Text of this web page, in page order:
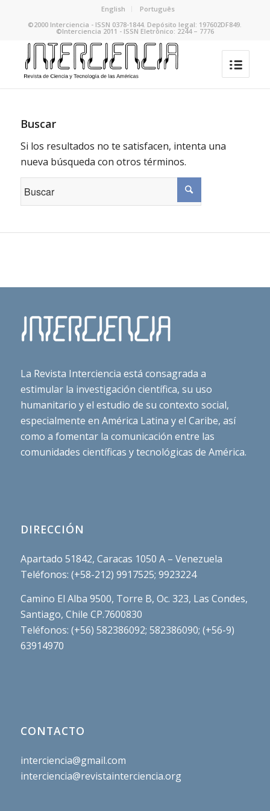
English
Português
©2000 Interciencia - ISSN 0378-1844. Depósito legal: 197602DF849.
©Interciencia 2011 - ISSN Eletrônico: 2244 – 7776
Buscar
Si los resultados no te satisfacen, intenta una
nueva búsqueda con otros términos.
La Revista Interciencia está consagrada a
estimular la investigación científica, su uso
humanitario y el estudio de su contexto social,
especialmente en América Latina y el Caribe, así
como a fomentar la comunicación entre las
comunidades científicas y tecnológicas de América.
DIRECCIÓN
Apartado 51842, Caracas 1050 A – Venezuela
Teléfonos: (+58-212) 9917525; 9923224
Camino El Alba 9500, Torre B, Oc. 323, Las Condes,
Santiago, Chile CP.7600830
Teléfonos: (+56) 582386092; 582386090; (+56-9)
63914970
CONTACTO
interciencia@gmail.com
interciencia@revistainterciencia.org